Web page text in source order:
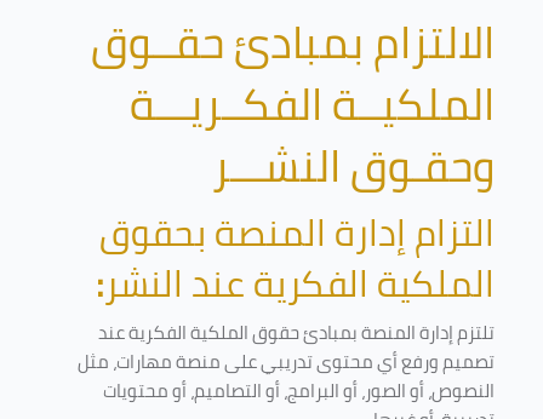
الالتزام بمبادئ حقــوق
الملكيــة الفكــريـــة
وحقـوق النشـــر
التزام إدارة المنصة بحقوق
الملكية الفكرية عند النشر:
تلتزم إدارة المنصة بمبادئ حقوق الملكية الفكرية عند
تصميم ورفع أي محتوى تدريبي على منصة مهارات، مثل
النصوص، أو الصور، أو البرامج، أو التصاميم، أو محتويات